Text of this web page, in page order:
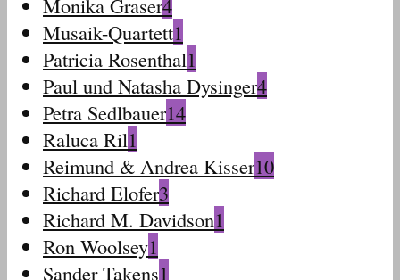
Monika Graser4
Musaik-Quartett1
Patricia Rosenthal1
Paul und Natasha Dysinger4
Petra Sedlbauer14
Raluca Ril1
Reimund & Andrea Kisser10
Richard Elofer3
Richard M. Davidson1
Ron Woolsey1
Sander Takens1